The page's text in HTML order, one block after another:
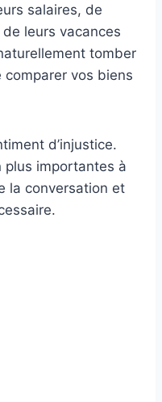
salaires, de
leurs vacances
tomber
vos biens
d’injustice.
plus importantes à
la conversation et